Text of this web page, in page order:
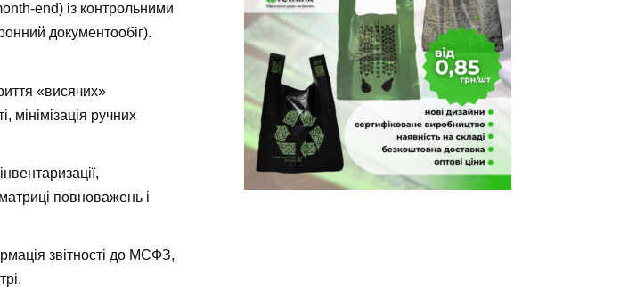
end) із контрольними
документообіг).
«висячих»
мінімізація ручних
повноважень і
звітності до МСФЗ,